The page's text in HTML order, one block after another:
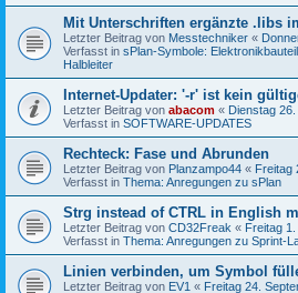
Mit Unterschriften ergänzte .libs
Letzter Beitrag von Messtechniker «
Verfasst in sPlan-Symbole:
Halbleiter
Internet-Updater: '-r' ist kein
Letzter Beitrag von abacom « Dienstag
Verfasst in SOFTWARE-UPDATES
Rechteck: Fase und Abrunden
Letzter Beitrag von Planzampo44 « Freitag
Verfasst in Thema: Anregungen zu sPlan
Strg instead of CTRL in English
Letzter Beitrag von CD32Freak « Freitag
Verfasst in Thema: Anregungen zu Sprint-
Linien verbinden, um Symbol
Letzter Beitrag von EV1 « Freitag 24.